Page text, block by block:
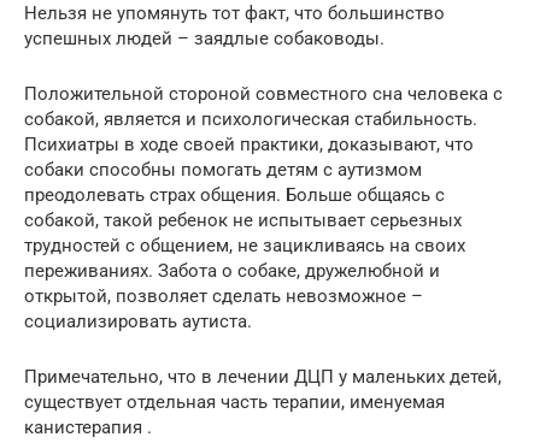
Нельзя не упомянуть тот факт, что большинство
успешных людей – заядлые собаководы.
Положительной стороной совместного сна человека с
собакой, является и психологическая стабильность.
Психиатры в ходе своей практики, доказывают, что
собаки способны помогать детям с аутизмом
преодолевать страх общения. Больше общаясь с
собакой, такой ребенок не испытывает серьезных
трудностей с общением, не зацикливаясь на своих
переживаниях. Забота о собаке, дружелюбной и
открытой, позволяет сделать невозможное –
социализировать аутиста.
Примечательно, что в лечении ДЦП у маленьких детей,
существует отдельная часть терапии, именуемая
канистерапия .